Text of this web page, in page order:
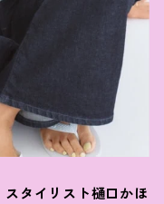
タイリスト樋口かほ